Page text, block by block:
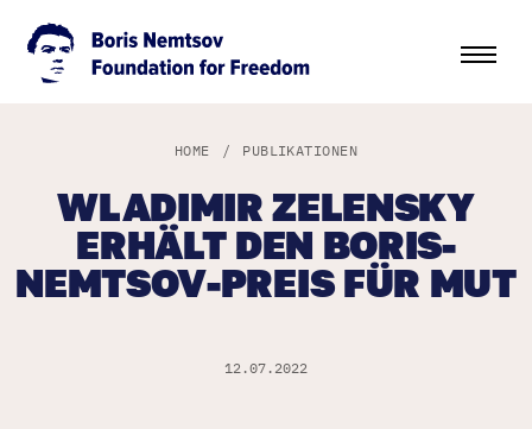
HOME / PUBLIKATIONEN
WLADIMIR ZELENSKY
ERHÄLT DEN BORIS-
NEMTSOV-PREIS FÜR MUT
12.07.2022